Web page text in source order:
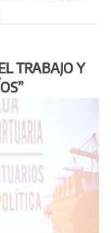
TRABAJO Y